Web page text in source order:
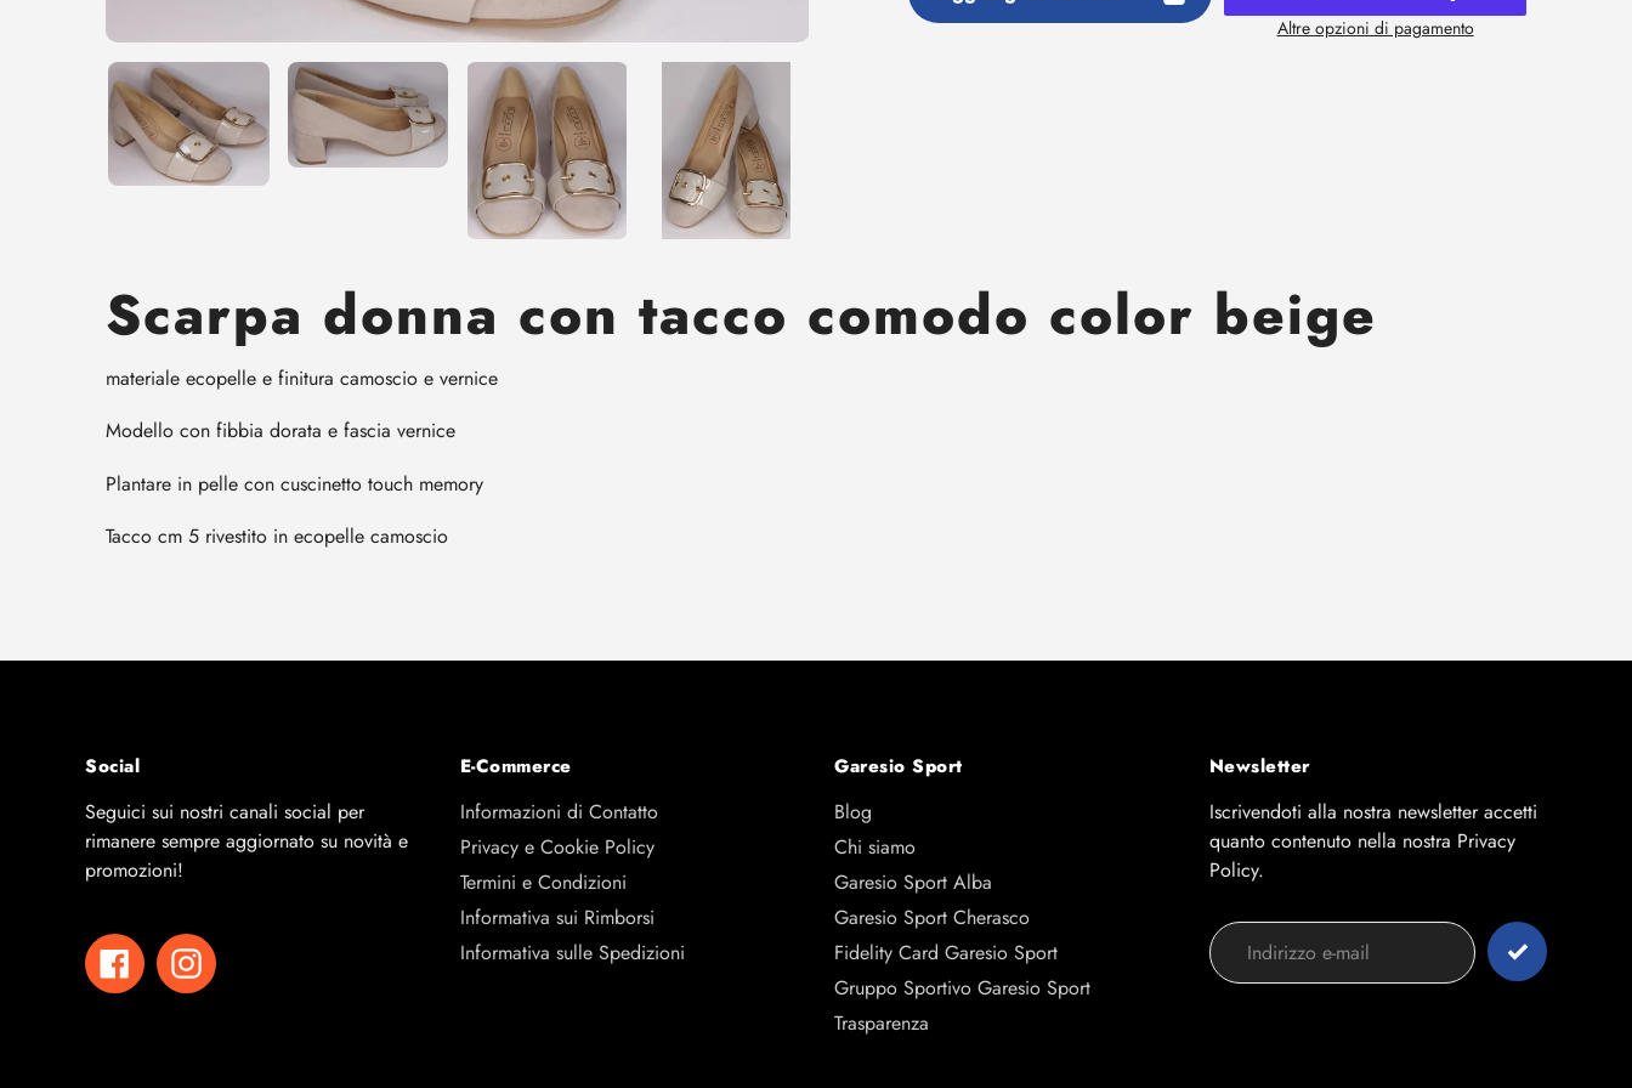
Altre opzioni di pagamento
Scarpa donna con tacco comodo color beige
materiale ecopelle e finitura camoscio e vernice
Modello con fibbia dorata e fascia vernice
Plantare in pelle con cuscinetto touch memory
Tacco cm 5 rivestito in ecopelle camoscio
Social
Seguici sui nostri canali social per
rimanere sempre aggiornato su novità e
promozioni!
FacebookInstagram
E-Commerce
Informazioni di Contatto
Privacy e Cookie Policy
Termini e Condizioni
Informativa sui Rimborsi
Informativa sulle Spedizioni
Garesio Sport
Blog
Chi siamo
Garesio Sport Alba
Garesio Sport Cherasco
Fidelity Card Garesio Sport
Gruppo Sportivo Garesio Sport
Trasparenza
Newsletter
Iscrivendoti alla nostra newsletter accetti
quanto contenuto nella nostra Privacy
Policy.